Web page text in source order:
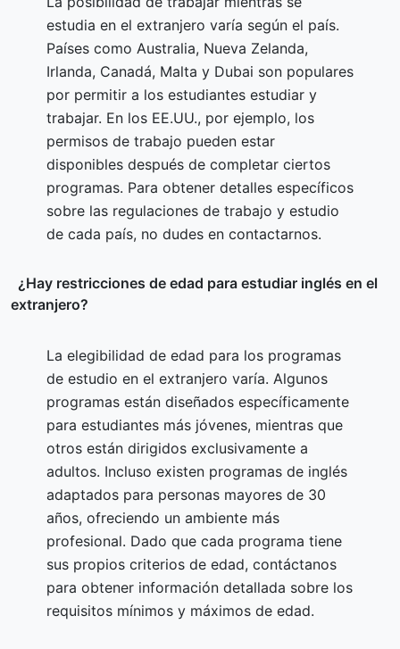
estudia en el extranjero varía según el país.
Países como Australia, Nueva Zelanda,
Irlanda, Canadá, Malta y Dubai son populares
por permitir a los estudiantes estudiar y
trabajar. En los EE.UU., por ejemplo, los
permisos de trabajo pueden estar
disponibles después de completar ciertos
programas. Para obtener detalles específicos
sobre las regulaciones de trabajo y estudio
de cada país, no dudes en contactarnos.
¿Hay restricciones de edad para estudiar inglés en el
extranjero?
La elegibilidad de edad para los programas
de estudio en el extranjero varía. Algunos
programas están diseñados específicamente
para estudiantes más jóvenes, mientras que
otros están dirigidos exclusivamente a
adultos. Incluso existen programas de inglés
adaptados para personas mayores de 30
años, ofreciendo un ambiente más
profesional. Dado que cada programa tiene
sus propios criterios de edad, contáctanos
para obtener información detallada sobre los
requisitos mínimos y máximos de edad.